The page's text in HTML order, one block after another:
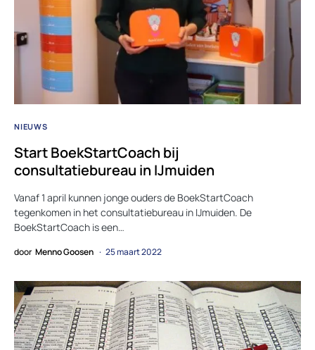
NIEUWS
Start BoekStartCoach bij
consultatiebureau in IJmuiden
Vanaf 1 april kunnen jonge ouders de BoekStartCoach
tegenkomen in het consultatiebureau in IJmuiden. De
BoekStartCoach is een…
door Menno Goosen 25 maart 2022